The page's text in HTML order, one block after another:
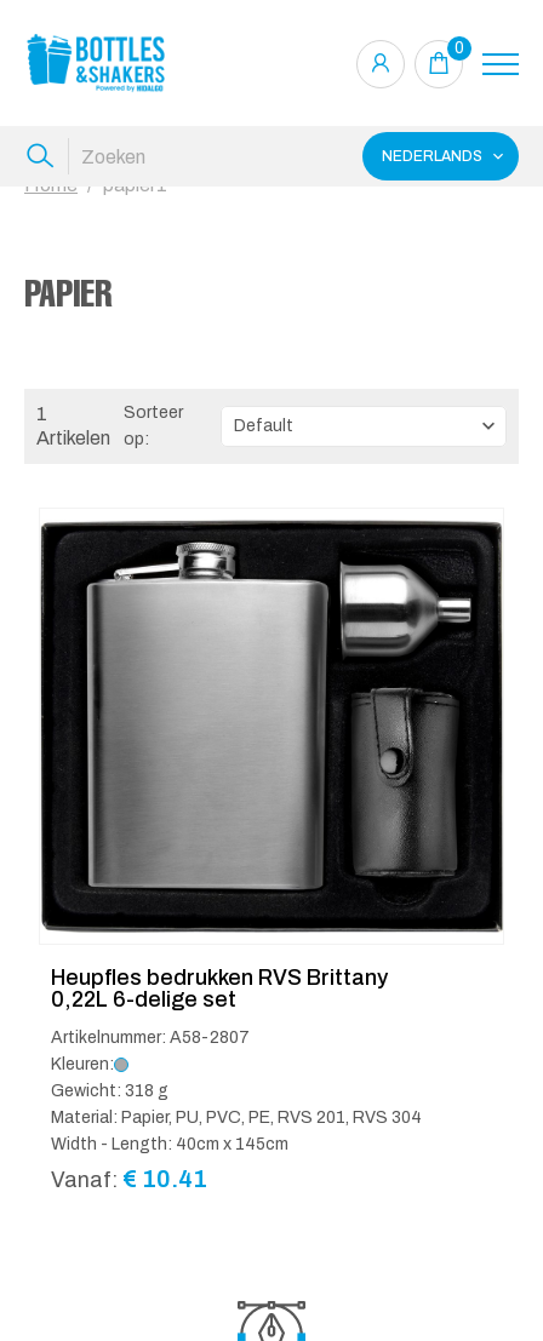
0
NEDERLANDS
Home papier1
PAPIER
1
Artikelen
Sorteer
op:
Heupfles bedrukken RVS Brittany
0,22L 6-delige set
Artikelnummer: A58-2807
Kleuren:
Gewicht: 318 g
Material: Papier, PU, PVC, PE, RVS 201, RVS 304
Width - Length: 40cm x 145cm
Vanaf: € 10.41